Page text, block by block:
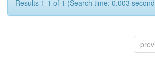
Results 1-1 of 1 (Search time: 0.003